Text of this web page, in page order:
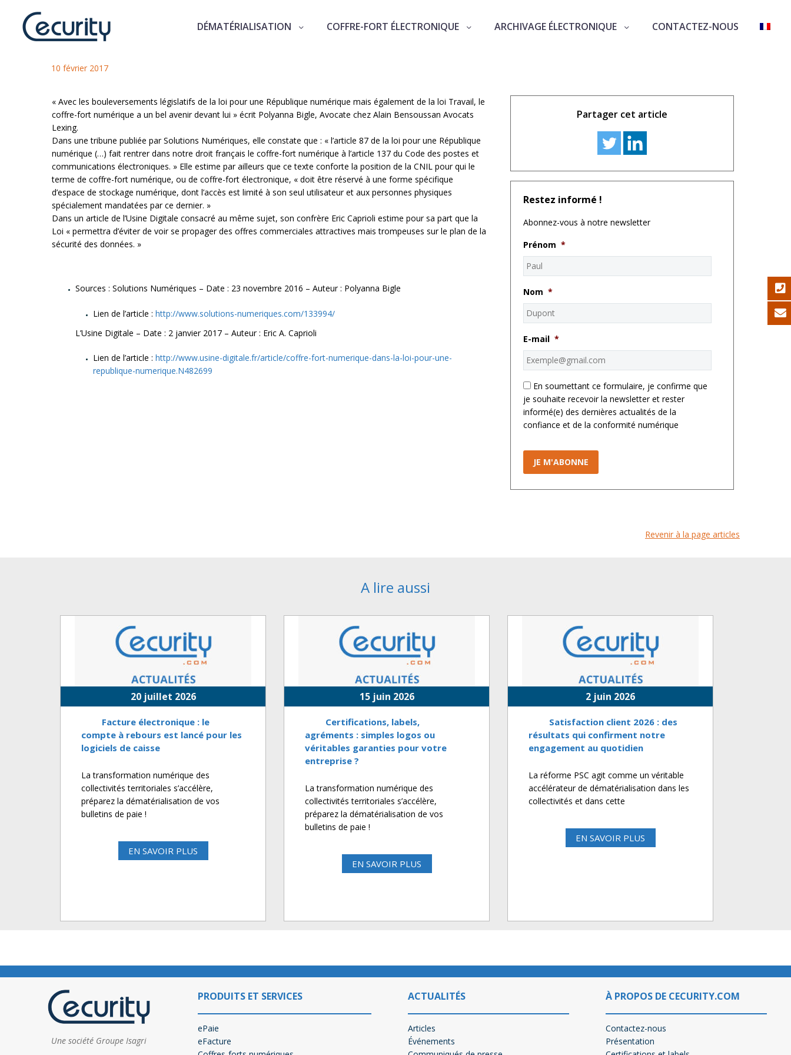
DÉMATÉRIALISATION COFFRE-FORT ÉLECTRONIQUE ARCHIVAGE ÉLECTRONIQUE CONTACTEZ-NOUS
« Le coffre-fort électronique a un bel avenir devant lui »
10 février 2017
« Avec les bouleversements législatifs de la loi pour une République numérique mais également de la loi Travail, le
coffre-fort numérique a un bel avenir devant lui » écrit Polyanna Bigle, Avocate chez Alain Bensoussan Avocats
Lexing.
Dans une tribune publiée par Solutions Numériques, elle constate que : « l’article 87 de la loi pour une République
numérique (…) fait rentrer dans notre droit français le coffre-fort numérique à l’article 137 du Code des postes et
communications électroniques. » Elle estime par ailleurs que ce texte conforte la position de la CNIL pour qui le
terme de coffre-fort numérique, ou de coffre-fort électronique, « doit être réservé à une forme spécifique
d’espace de stockage numérique, dont l’accès est limité à son seul utilisateur et aux personnes physiques
spécialement mandatées par ce dernier. »
Dans un article de l’Usine Digitale consacré au même sujet, son confrère Eric Caprioli estime pour sa part que la
Loi « permettra d’éviter de voir se propager des offres commerciales attractives mais trompeuses sur le plan de la
sécurité des données. »
Sources : Solutions Numériques – Date : 23 novembre 2016 – Auteur : Polyanna Bigle
Lien de l’article : http://www.solutions-numeriques.com/133994/
L’Usine Digitale – Date : 2 janvier 2017 – Auteur : Eric A. Caprioli
Lien de l’article : http://www.usine-digitale.fr/article/coffre-fort-numerique-dans-la-loi-pour-une-
republique-numerique.N482699
Partager cet article
Restez informé !
Abonnez-vous à notre newsletter
Prénom *
Nom *
E-mail *
* En soumettant ce formulaire, je confirme que
je souhaite recevoir la newsletter et rester
informé(e) des dernières actualités de la
confiance et de la conformité numérique
Revenir à la page articles
A lire aussi
20 juillet 2026
Facture électronique : le
compte à rebours est lancé pour les
logiciels de caisse
La transformation numérique des
collectivités territoriales s’accélère,
préparez la dématérialisation de vos
bulletins de paie !
EN SAVOIR PLUS
15 juin 2026
Certifications, labels,
agréments : simples logos ou
véritables garanties pour votre
entreprise ?
La transformation numérique des
collectivités territoriales s’accélère,
préparez la dématérialisation de vos
bulletins de paie !
EN SAVOIR PLUS
2 juin 2026
Satisfaction client 2026 : des
résultats qui confirment notre
engagement au quotidien
La réforme PSC agit comme un véritable
accélérateur de dématérialisation dans les
collectivités et dans cette
EN SAVOIR PLUS
Une société Groupe Isagri
PRODUITS ET SERVICES
ePaie
eFacture
ACTUALITÉS
Articles
Événements
À PROPOS DE CECURITY.COM
Contactez-nous
Présentation